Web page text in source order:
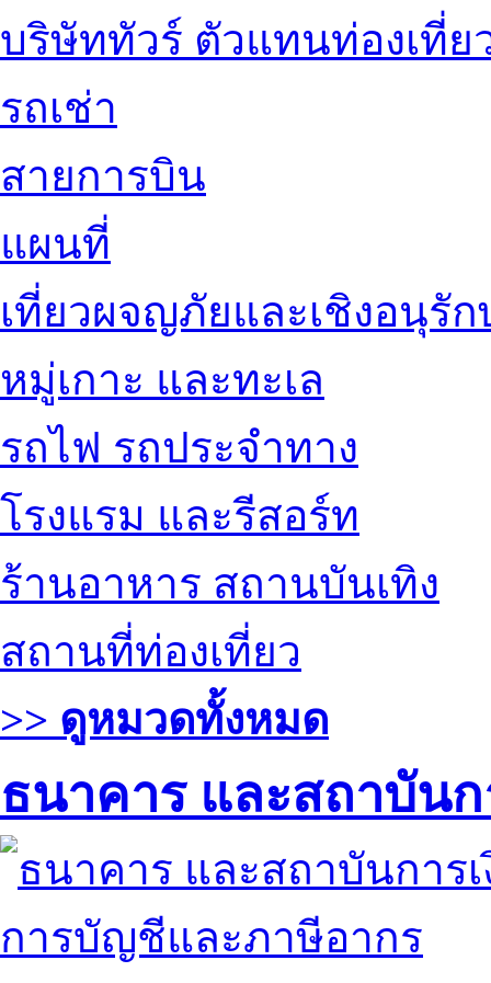
บริษัททัวร์ ตัวแทนท่องเที่ย
รถเช่า
สายการบิน
แผนที่
เที่ยวผจญภัยและเชิงอนุรัก
หมู่เกาะ และทะเล
รถไฟ รถประจำทาง
โรงแรม และรีสอร์ท
ร้านอาหาร สถานบันเทิง
สถานที่ท่องเที่ยว
>> ดูหมวดทั้งหมด
ธนาคาร และสถาบันก
การบัญชีและภาษีอากร